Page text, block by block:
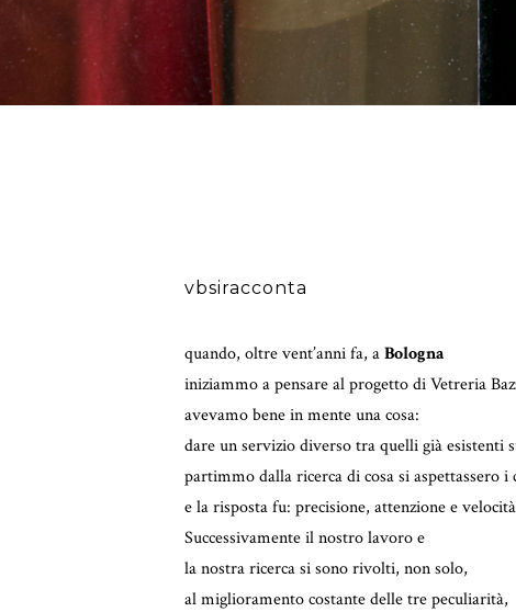
vbsiracconta
quando, oltre vent’anni fa, aBologna
iniziammo a pensare al progetto di Vetreria
avevamo bene in mente una cosa:
dare un servizio diverso tra quelli già esistenti
partimmo dalla ricerca di cosa si aspettassero i
e la risposta fu: precisione, attenzione e
Successivamente il nostro lavoro e
la nostra ricerca si sono rivolti, non solo,
al miglioramento costante delle tre peculiarità,